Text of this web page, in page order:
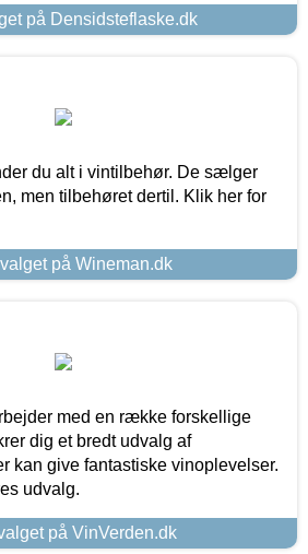
på Densidsteflaske.dk
du alt i vintilbehør. De sælger
men tilbehøret dertil. Klik her for
på Wineman.dk
med en række forskellige
dig et bredt udvalg af
kan give fantastiske vinoplevelser.
udvalg.
på VinVerden.dk